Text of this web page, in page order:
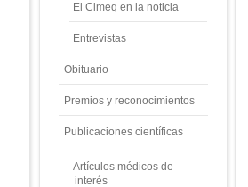
El Cimeq en la noticia
Entrevistas
Obituario
Premios y reconocimientos
Publicaciones científicas
Artículos médicos de
interés